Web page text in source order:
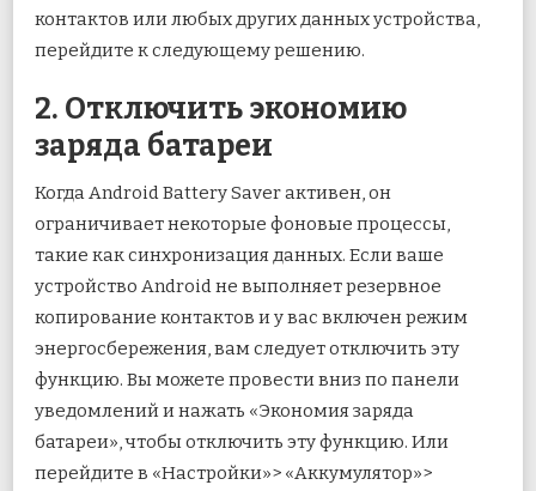
контактов или любых других данных устройства,
перейдите к следующему решению.
2. Отключить экономию
заряда батареи
Когда Android Battery Saver активен, он
ограничивает некоторые фоновые процессы,
такие как синхронизация данных. Если ваше
устройство Android не выполняет резервное
копирование контактов и у вас включен режим
энергосбережения, вам следует отключить эту
функцию. Вы можете провести вниз по панели
уведомлений и нажать «Экономия заряда
батареи», чтобы отключить эту функцию. Или
перейдите в «Настройки»> «Аккумулятор»>